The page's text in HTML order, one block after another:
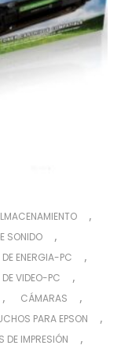
,
SONIDO ,
ENERGIA-PC ,
VIDEO-PC ,
, CÁMARAS ,
PARA EPSON ,
DE IMPRESIÓN ,